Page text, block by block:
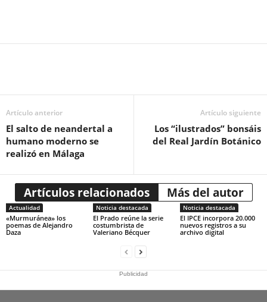
Artículo anterior
El salto de neandertal a
humano moderno se
realizó en Málaga
Artículo siguiente
Los “ilustrados” bonsáis
del Real Jardín Botánico
Artículos relacionados Más del autor
Actualidad
«Murmuránea» los
poemas de Alejandro
Daza
Noticia destacada
El Prado reúne la serie
costumbrista de
Valeriano Bécquer
Noticia destacada
El IPCE incorpora 20.000
nuevos registros a su
archivo digital
Publicidad